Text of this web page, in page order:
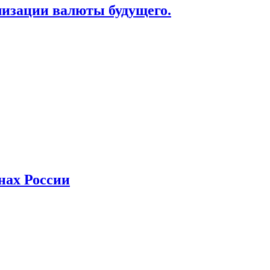
валюты будущего.
России